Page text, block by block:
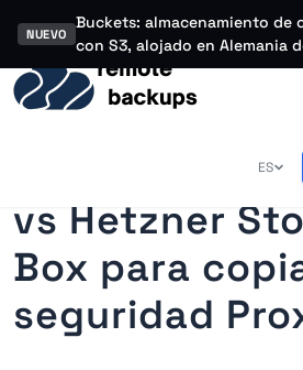
NUEVO
Buckets: almacenamiento de
con S3, alojado en Alemania
ES
remote-
vs Hetzner
Box para
seguridad